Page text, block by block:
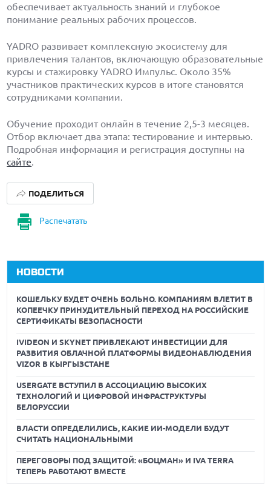
обеспечивает актуальность знаний и глубокое
понимание реальных рабочих процессов.
YADRO развивает комплексную экосистему для
привлечения талантов, включающую образовательные
курсы и стажировку YADRO Импульс. Около 35%
участников практических курсов в итоге становятся
сотрудниками компании.
Обучение проходит онлайн в течение 2,5-3 месяцев.
Отбор включает два этапа: тестирование и интервью.
Подробная информация и регистрация доступны на
сайте.
Распечатать
ПОДЕЛИТЬСЯ
НОВОСТИ
КОШЕЛЬКУ БУДЕТ ОЧЕНЬ БОЛЬНО. КОМПАНИЯМ ВЛЕТИТ В
КОПЕЕЧКУ ПРИНУДИТЕЛЬНЫЙ ПЕРЕХОД НА РОССИЙСКИЕ
СЕРТИФИКАТЫ БЕЗОПАСНОСТИ
IVIDEON И SKYNET ПРИВЛЕКАЮТ ИНВЕСТИЦИИ ДЛЯ
РАЗВИТИЯ ОБЛАЧНОЙ ПЛАТФОРМЫ ВИДЕОНАБЛЮДЕНИЯ
VIZOR В КЫРГЫЗСТАНЕ
USERGATE ВСТУПИЛ В АССОЦИАЦИЮ ВЫСОКИХ
ТЕХНОЛОГИЙ И ЦИФРОВОЙ ИНФРАСТРУКТУРЫ
БЕЛОРУССИИ
ВЛАСТИ ОПРЕДЕЛИЛИСЬ, КАКИЕ ИИ-МОДЕЛИ БУДУТ
СЧИТАТЬ НАЦИОНАЛЬНЫМИ
ПЕРЕГОВОРЫ ПОД ЗАЩИТОЙ: «БОЦМАН» И IVA TERRA
ТЕПЕРЬ РАБОТАЮТ ВМЕСТЕ